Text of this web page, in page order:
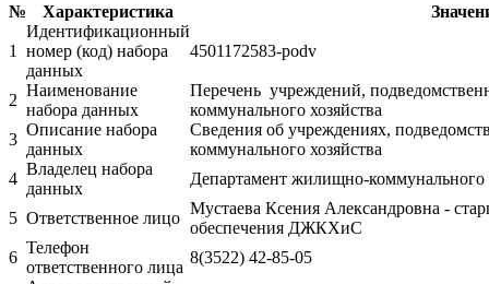
№ Характеристика
1
Идентификационный
номер (код) набора
данных
4501172583-podv
2
Наименование
набора данных
Перечень учреждений,
коммунального хозяйства
3
Описание набора
данных
Сведения об учреждениях,
коммунального хозяйства
4
Владелец набора
данных
Департамент жилищно-коммунального
5 Ответственное лицо
Мустаева Ксения Александровна -
обеспечения ДЖКХиС
6
Телефон
ответственного лица
8(3522) 42-85-05